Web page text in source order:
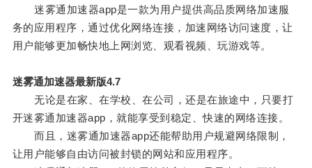
迷雾通加速器app是一款为用户提供高品质网络加速服
务的应用程序，通过优化网络连接，加速网络访问速度，让
用户能够更加畅快地上网浏览、观看视频、玩游戏等。
迷雾通加速器最新版4.7
无论是在家、在学校、在公司，还是在旅途中，只要打
开迷雾通加速器app，就能享受到稳定、快速的网络连接。
而且，迷雾通加速器app还能帮助用户规避网络限制，
让用户能够自由访问被封锁的网站和应用程序。